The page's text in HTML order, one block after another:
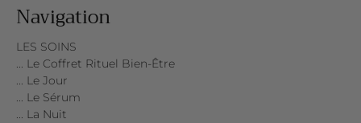
Navigation
LES SOINS
... Le Coffret Rituel Bien-Être
... Le Jour
... Le Sérum
... La Nuit